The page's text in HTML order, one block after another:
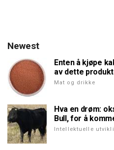
Newest
Enten å kjøpe
av dette
Mat og drikke
Hva en drøm:
Bull, for å
Intellektuelle